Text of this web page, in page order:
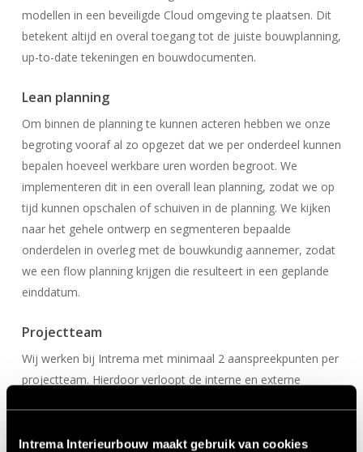
Intrema Interieurbouw maakt gebruik van cookies
modellen in een beveiligde Cloud omgeving te plaatsen. Dit
betekent altijd en overal toegang tot de juiste bouwplanning,
up-to-date tekeningen en bouwdocumenten.
Lean planning
Om binnen de planning te kunnen acteren hebben we onze
begroting vooraf al zo opgezet dat we per onderdeel kunnen
bepalen hoeveel werkbare uren worden begroot. We
implementeren dit in een overall lean planning, zodat we op
tijd kunnen opschalen of schuiven in de planning. We kijken
naar het gehele ontwerp en segmenteren bepaalde
onderdelen in overleg met de bouwkundig aannemer, zodat
we een flow planning krijgen die resulteert in een geplande
einddatum.
Projectteam
Wij werken bij Intrema met minimaal 2 aanspreekpunten per
projectteam. Hierdoor verloopt de interne en externe